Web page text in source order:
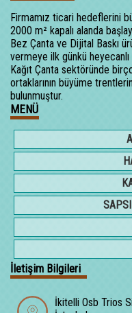
Firmamız ticari hedeflerini
2000 m² kapalı alanda
Bez Çanta ve Dijital Baskı
vermeye ilk günkü
Kağıt Çanta sektöründe
ortaklarının büyüme
bulunmuştur.
MENÜ
İletişim Bilgileri
İkitelli Osb Trios